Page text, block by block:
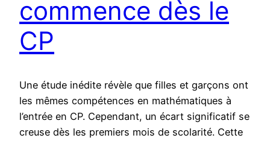
commence dès le
CP
Une étude inédite révèle que filles et garçons ont
les mêmes compétences en mathématiques à
l’entrée en CP. Cependant, un écart significatif se
creuse dès les premiers mois de scolarité. Cette